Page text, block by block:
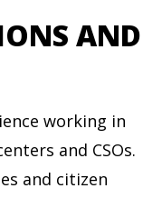
AND
working in
and CSOs.
and citizen